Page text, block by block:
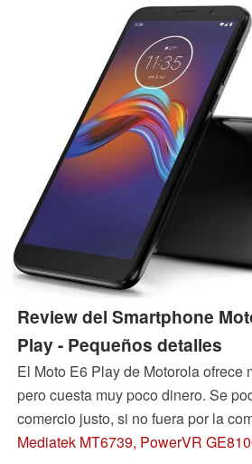
Review del Smartphone
Play - Pequeños detalles
El Moto E6 Play de Motorola ofrece
pero cuesta muy poco dinero. Se
comercio justo, si no fuera por la
Mediatek MT6739, PowerVR